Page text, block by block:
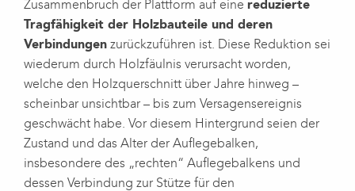
Zusammenbruch der Plattform auf eine reduzierte
Tragfähigkeit der Holzbauteile und deren
Verbindungen zurückzuführen ist. Diese Reduktion sei
wiederum durch Holzfäulnis verursacht worden,
welche den Holzquerschnitt über Jahre hinweg –
scheinbar unsichtbar – bis zum Versagensereignis
geschwächt habe. Vor diesem Hintergrund seien der
Zustand und das Alter der Auflegebalken,
insbesondere des „rechten“ Auflegebalkens und
dessen Verbindung zur Stütze für den